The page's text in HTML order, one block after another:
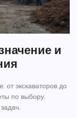
и
от экскаваторов до
по выбору.